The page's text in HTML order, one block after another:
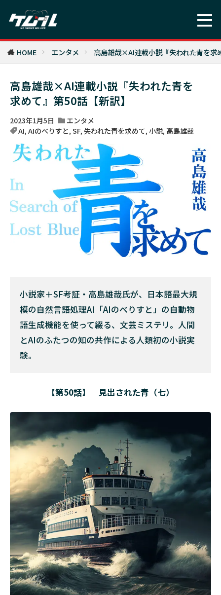
HOME エンタメ 高島雄哉×AI連載小説『失われた青を求
高島雄哉×AI連載小説『失われた青を
求めて』第50話【新訳】
2023年1月5日
エンタメ
AI, AIのべりすと, SF, 失われた青を求めて, 小説, 高島雄哉
小説家＋SF考証・高島雄哉氏が、日本語最大規
模の自然言語処理AI「AIのべりすと」の自動物
語生成機能を使って綴る、文芸ミステリ。人間
とAIのふたつの知の共作による人類初の小説実
験。
【第50話】 見出された青（七）